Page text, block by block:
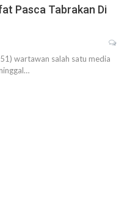
Pasca Tabrakan Di
wartawan salah satu media